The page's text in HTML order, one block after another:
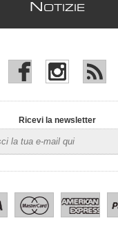
N OTIZIE
Ricevi la newsletter